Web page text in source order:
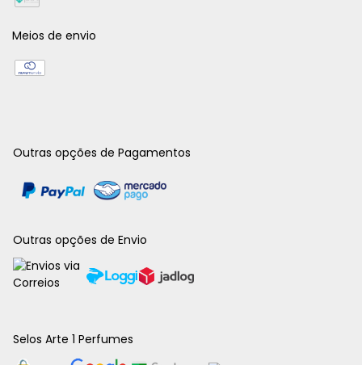
Meios de envio
Outras opções de Pagamentos
Outras opções de Envio
Selos Arte 1 Perfumes